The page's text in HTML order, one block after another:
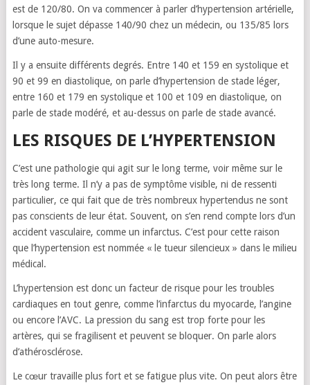
est de 120/80. On va commencer à parler d’hypertension artérielle,
lorsque le sujet dépasse 140/90 chez un médecin, ou 135/85 lors
d’une auto-mesure.
Il y a ensuite différents degrés. Entre 140 et 159 en systolique et
90 et 99 en diastolique, on parle d’hypertension de stade léger,
entre 160 et 179 en systolique et 100 et 109 en diastolique, on
parle de stade modéré, et au-dessus on parle de stade avancé.
LES RISQUES DE L’HYPERTENSION
C’est une pathologie qui agit sur le long terme, voir même sur le
très long terme. Il n’y a pas de symptôme visible, ni de ressenti
particulier, ce qui fait que de très nombreux hypertendus ne sont
pas conscients de leur état. Souvent, on s’en rend compte lors d’un
accident vasculaire, comme un infarctus. C’est pour cette raison
que l’hypertension est nommée « le tueur silencieux » dans le milieu
médical.
L’hypertension est donc un facteur de risque pour les troubles
cardiaques en tout genre, comme l’infarctus du myocarde, l’angine
ou encore l’AVC. La pression du sang est trop forte pour les
artères, qui se fragilisent et peuvent se bloquer. On parle alors
d’athérosclérose.
Le cœur travaille plus fort et se fatigue plus vite. On peut alors être